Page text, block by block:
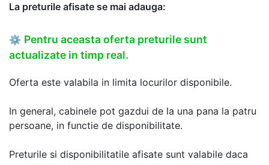
La preturile afisate se mai adauga:
⚙ Pentru aceasta oferta preturile sunt
actualizate in timp real.
Oferta este valabila in limita locurilor disponibile.
In general, cabinele pot gazdui de la una pana la patru
persoane, in functie de disponibilitate.
Preturile si disponibilitatile afisate sunt valabile daca